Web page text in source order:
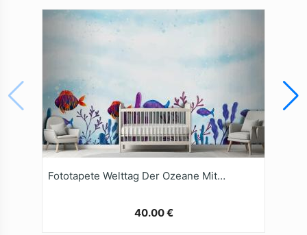
Fototapete Welttag Der Ozeane Mit AquarellHintergrund
40.00 €